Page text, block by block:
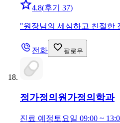
4.8(후기 37)
"원장님의 세심하고 친절한
전화 팔로우
정가정의원 가정의학과
진료 예정 토요일 09:00 ~